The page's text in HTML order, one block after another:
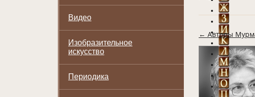
Видео
Изобразительное
искусство
Периодика
← Авторы